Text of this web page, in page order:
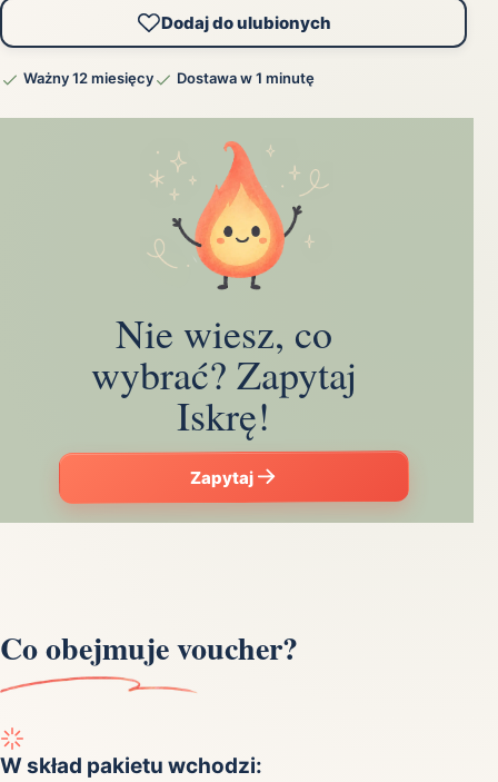
Dodaj do ulubionych
Ważny 12 miesięcy Dostawa w 1 minutę
Nie wiesz, co
wybrać? Zapytaj
Iskrę!
Zapytaj
Co obejmuje voucher?
W skład pakietu wchodzi: